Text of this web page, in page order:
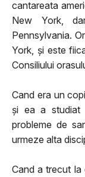
cantareata
New York,
Pennsylvania.
York, și este
Consiliului
Cand era un
și ea a studiat
probleme de
urmeze alta
Cand a trecut la